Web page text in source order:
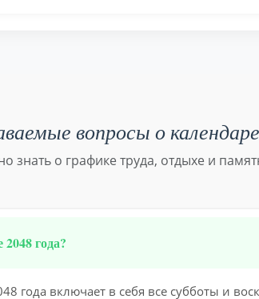
вопросы о
знать о графике труда, отдыхе и
года?
года включает в себя все субботы и